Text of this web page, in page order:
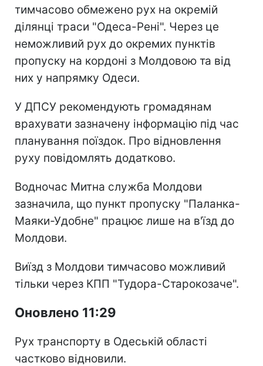
тимчасово обмежено рух на окремій
ділянці траси "Одеса-Рені". Через це
неможливий рух до окремих пунктів
пропуску на кордоні з Молдовою та від
них у напрямку Одеси.
У ДПСУ рекомендують громадянам
врахувати зазначену інформацію під час
планування поїздок. Про відновлення
руху повідомлять додатково.
Водночас Митна служба Молдови
зазначила, що пункт пропуску "Паланка-
Маяки-Удобне" працює лише на в'їзд до
Молдови.
Виїзд з Молдови тимчасово можливий
тільки через КПП "Тудора-Старокозаче".
Оновлено 11:29
Рух транспорту в Одеській області
частково відновили.